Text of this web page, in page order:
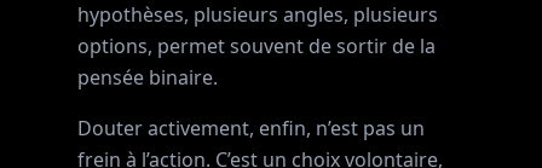
hypothèses, plusieurs angles, plusieurs
options, permet souvent de sortir de la
pensée binaire.
Douter activement, enfin, n’est pas un
frein à l’action. C’est un choix volontaire,